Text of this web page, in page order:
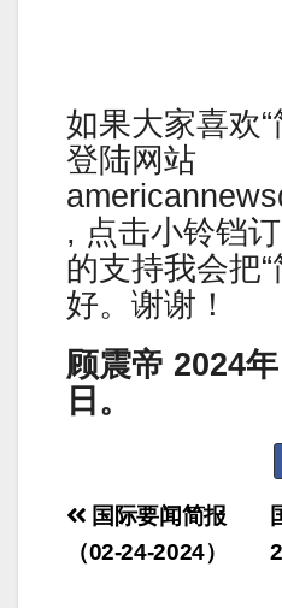
如果大家喜欢“
登陆网站
, 点击小铃铛
的支持我会把
好。谢谢！
顾震帝 2024
日。
Post
navigation
国际要闻简报
（02-24-2024）